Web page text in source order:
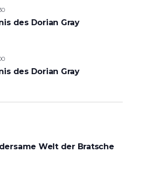
des Dorian Gray
des Dorian Gray
Welt der Bratsche